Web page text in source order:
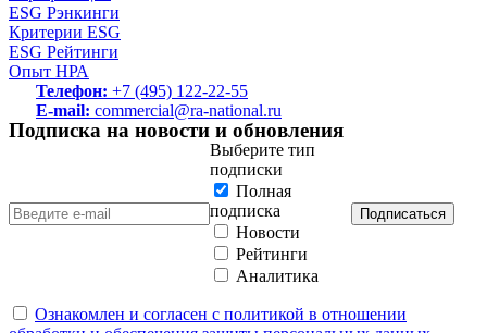
ESG Рэнкинги
Критерии ESG
ESG Рейтинги
Опыт НРА
Телефон: +7 (495) 122-22-55
E-mail: commercial@ra-national.ru
Подписка на новости и обновления
Выберите тип
подписки
Полная
подписка
Новости
Рейтинги
Аналитика
Подписаться
Ознакомлен и согласен с политикой в отношении